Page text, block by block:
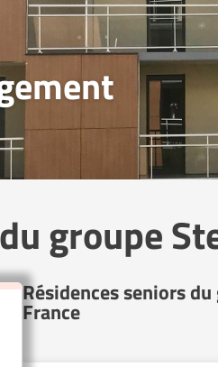
groupe
Résidences seniors
France